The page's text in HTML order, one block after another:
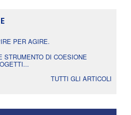
PER AGIRE.
STRUMENTO DI COESIONE
TUTTI GLI ARTICOLI